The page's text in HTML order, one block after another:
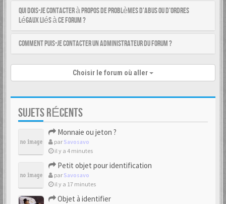
Qui dois-je contacter à propos de problèmes d’abus ou d’ordres
légaux liés à ce forum ?
Comment puis-je contacter un administrateur du forum ?
Choisir le forum où aller
SUJETS RÉCENTS
Monnaie ou jeton ?
par Savosavo
il y a 4 minutes
Petit objet pour identification
par Savosavo
il y a 17 minutes
Objet à identifier